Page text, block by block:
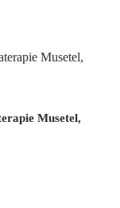
Musetel,